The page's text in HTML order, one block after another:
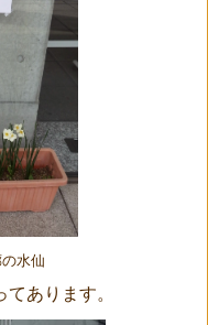
水仙
あります。